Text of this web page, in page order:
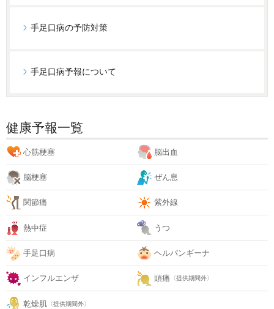
手足口病の予防対策
手足口病予報について
健康予報一覧
心筋梗塞 脳出血
脳梗塞 ぜん息
関節痛 紫外線
熱中症 うつ
手足口病 ヘルパンギーナ
インフルエンザ 頭痛 〈提供期間外〉
乾燥肌 〈提供期間外〉